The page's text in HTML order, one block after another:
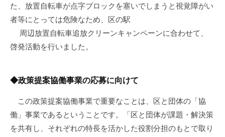
た、放置自転車が点字ブロックを塞いでしまうと視覚障がい
者等にとっては危険なため、区の駅
周辺放置自転車追放クリーンキャンペーンに合わせて、
啓発活動を行いました。
◆政策提案協働事業の応募に向けて
この政策提案協働事業で重要なことは、区と団体の「協
働」事業であるということです。「区と団体が課題・解決策
を共有し、それぞれの特長を活かした役割分担のもとで取り